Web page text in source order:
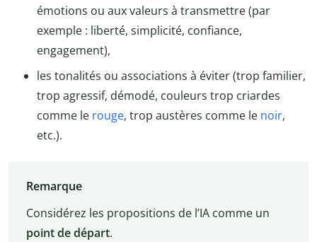
émotions ou aux valeurs à transmettre (par
exemple : liberté, simplicité, confiance,
engagement),
les tonalités ou associations à éviter (trop familier,
trop agressif, démodé, couleurs trop criardes
comme le rouge, trop austères comme le noir,
etc.).
Remarque
Considérez les propositions de l’IA comme un
point de départ.